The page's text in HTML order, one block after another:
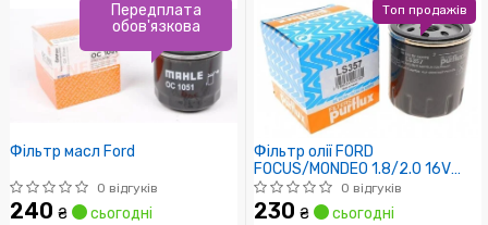
Фільтр масл Ford
0 відгуків
240 ₴ сьогодні
Передплата
обов'язкова
Фільтр олії FORD
FOCUS/MONDEO 1.8/2.0 16V
11/02-
0 відгуків
230 ₴ сьогодні
Топ продажів